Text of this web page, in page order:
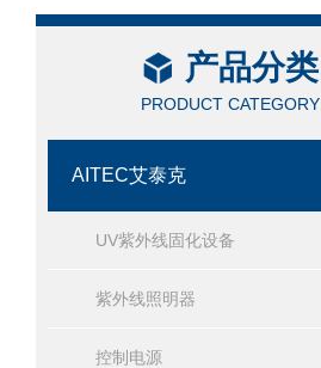
产品分类
PRODUCT CATEGORY
AITEC艾泰克
UV紫外线固化设备
紫外线照明器
控制电源